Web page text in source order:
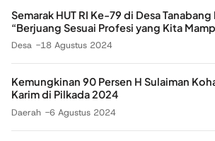
Semarak HUT RI Ke-79 di Desa
“Berjuang Sesuai Profesi yang Kita
Desa 18 Agustus 2024
Kemungkinan 90 Persen H Sulaiman
Karim di Pilkada 2024
Daerah 6 Agustus 2024